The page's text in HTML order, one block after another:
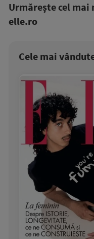
Urmăreşte cel mai
elle.ro
Cele mai